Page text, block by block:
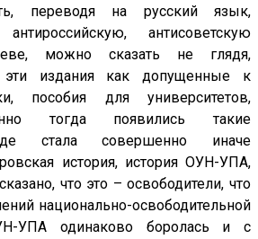
переводя на русский язык,
антисоветскую
можно сказать не глядя,
эти издания как допущенные к
пособия для университетов,
тогда появились такие
стала совершенно иначе
история, история ОУН-УПА,
что это – освободители, что
национально-освободительной
УПА одинаково боролась и с